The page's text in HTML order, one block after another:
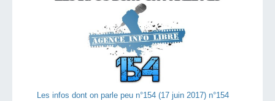
Les infos dont on parle peu n°154 (17 juin 2017) n°154